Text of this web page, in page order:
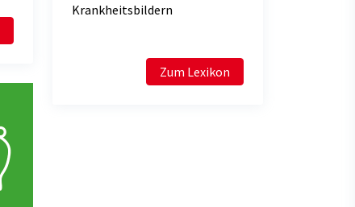
Krankheitsbildern
Zum Lexikon